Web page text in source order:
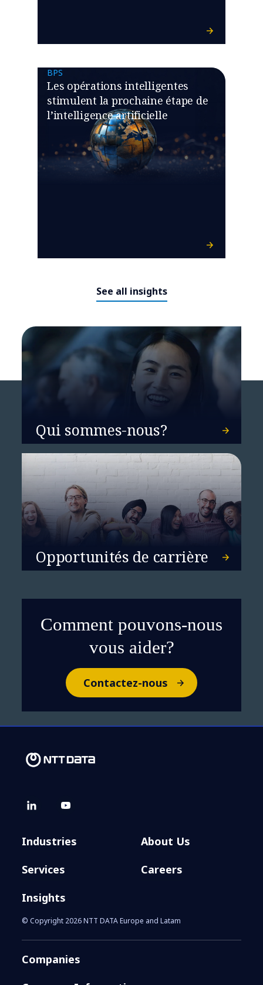
BPS
Les opérations intelligentes
stimulent la prochaine étape de
l’intelligence artificielle
See all insights
Qui sommes-nous?
Opportunités de carrière
Comment pouvons-nous
vous aider?
Contactez-nous
Industries
Services
Insights
About Us
Careers
© Copyright 2026 NTT DATA Europe and Latam
Companies